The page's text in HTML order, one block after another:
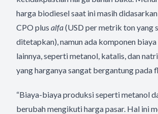
harga biodiesel saat ini masih
CPO plus alfa(USD per metrik ton yang
ditetapkan), namun ada komponen
lainnya, seperti metanol, katalis, dan
yang harganya sangat bergantung pada
“Biaya-biaya produksi seperti metanol
berubah mengikuti harga pasar. Hal ini